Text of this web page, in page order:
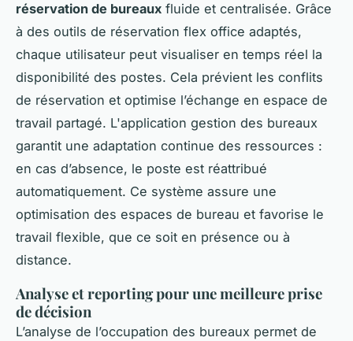
réservation de bureaux fluide et centralisée. Grâce
à des outils de réservation flex office adaptés,
chaque utilisateur peut visualiser en temps réel la
disponibilité des postes. Cela prévient les conflits
de réservation et optimise l’échange en espace de
travail partagé. L'application gestion des bureaux
garantit une adaptation continue des ressources :
en cas d’absence, le poste est réattribué
automatiquement. Ce système assure une
optimisation des espaces de bureau et favorise le
travail flexible, que ce soit en présence ou à
distance.
Analyse et reporting pour une meilleure prise
de décision
L’analyse de l’occupation des bureaux permet de